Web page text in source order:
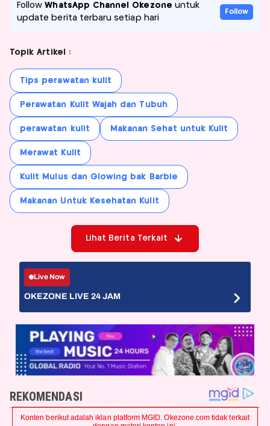
FollowWhatsApp Channel Okezone untuk
update berita terbaru setiap hari
Follow
Topik Artikel :
Tips perawatan kulit
Perawatan Kulit Wajah dan Tubuh
perawatan kulit Makanan Sehat untuk Kulit
Merawat Kulit
Kulit Mulus dan Glowing bak Barbie
Makanan Untuk Kesehatan Kulit
Lihat Berita Terkait
Live Now
OKEZONE LIVE 24 JAM